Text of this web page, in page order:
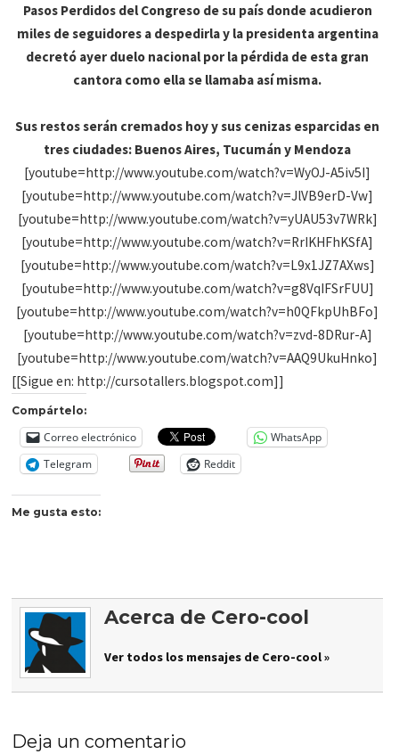
Pasos Perdidos del Congreso de su país donde acudieron
miles de seguidores a despedirla y la presidenta argentina
decretó ayer duelo nacional por la pérdida de esta gran
cantora como ella se llamaba así misma.
Sus restos serán cremados hoy y sus cenizas esparcidas en
tres ciudades: Buenos Aires, Tucumán y Mendoza
[youtube=http://www.youtube.com/watch?v=WyOJ-A5iv5I]
[youtube=http://www.youtube.com/watch?v=JlVB9erD-Vw]
[youtube=http://www.youtube.com/watch?v=yUAU53v7WRk]
[youtube=http://www.youtube.com/watch?v=RrIKHFhKSfA]
[youtube=http://www.youtube.com/watch?v=L9x1JZ7AXws]
[youtube=http://www.youtube.com/watch?v=g8VqIFSrFUU]
[youtube=http://www.youtube.com/watch?v=h0QFkpUhBFo]
[youtube=http://www.youtube.com/watch?v=zvd-8DRur-A]
[youtube=http://www.youtube.com/watch?v=AAQ9UkuHnko]
[[Sigue en: http://cursotallers.blogspot.com]]
Compártelo:
Correo electrónico
WhatsApp
Telegram
Reddit
Me gusta esto:
Acerca de Cero-cool
Ver todos los mensajes de Cero-cool »
Deja un comentario